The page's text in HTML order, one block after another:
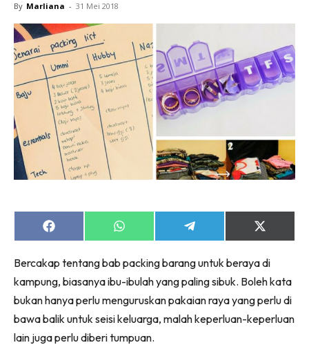
By Marliana - 31 Mei 2018
Share
on
Share
on
Share
on
Share
on
(Twitter)
Bercakap tentang bab packing barang untuk beraya di
kampung, biasanya ibu-ibulah yang paling sibuk. Boleh kata
bukan hanya perlu menguruskan pakaian raya yang perlu di
bawa balik untuk seisi keluarga, malah keperluan-keperluan
lain juga perlu diberi tumpuan.